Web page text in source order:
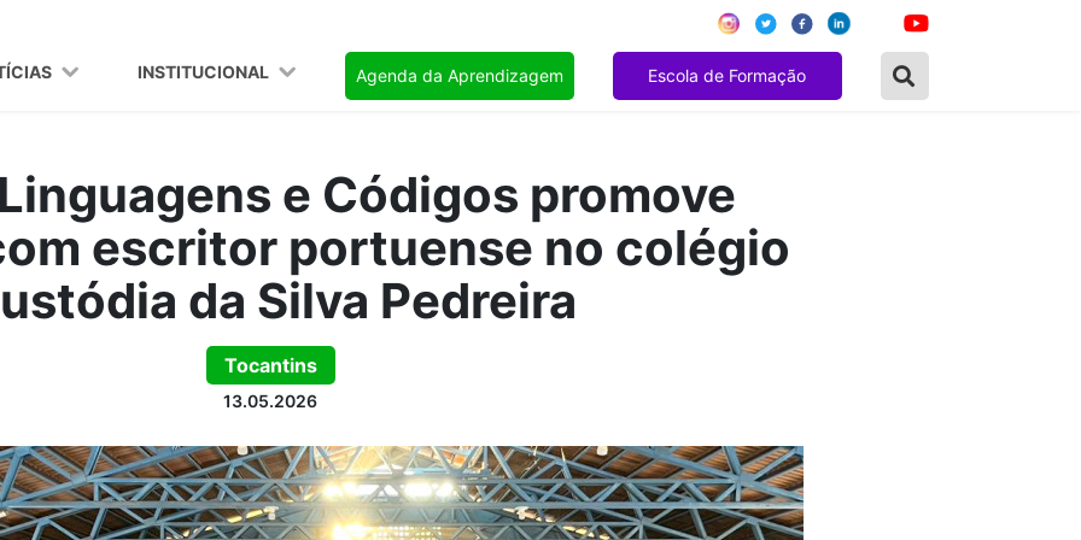
INSTITUCIONAL Agenda da Aprendizagem Escola de Formação
e Códigos promove
escritor portuense no colégio
da Silva Pedreira
Tocantins
13.05.2026